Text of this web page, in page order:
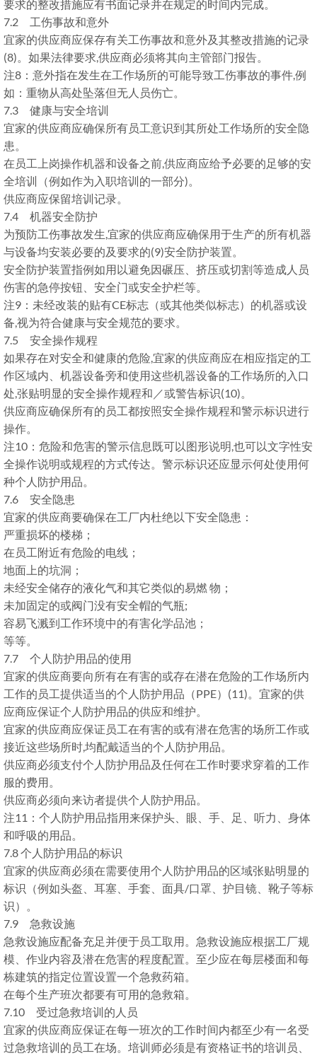
要求的整改措施应有书面记录并在规定的时间内完成。
7.2 工伤事故和意外
宜家的供应商应保存有关工伤事故和意外及其整改措施的记录
(8)。如果法律要求,供应商必须将其向主管部门报告。
注8：意外指在发生在工作场所的可能导致工伤事故的事件,例
如：重物从高处坠落但无人员伤亡。
7.3 健康与安全培训
宜家的供应商应确保所有员工意识到其所处工作场所的安全隐
患。
在员工上岗操作机器和设备之前,供应商应给予必要的足够的安
全培训（例如作为入职培训的一部分)。
供应商应保留培训记录。
7.4 机器安全防护
为预防工伤事故发生,宜家的供应商应确保用于生产的所有机器
与设备均安装必要的及要求的(9)安全防护装置。
安全防护装置指例如用以避免因碾压、挤压或切割等造成人员
伤害的急停按钮、安全门或安全护栏等。
注9：未经改装的贴有CE标志（或其他类似标志）的机器或设
备,视为符合健康与安全规范的要求。
7.5 安全操作规程
如果存在对安全和健康的危险,宜家的供应商应在相应指定的工
作区域内、机器设备旁和使用这些机器设备的工作场所的入口
处,张贴明显的安全操作规程和／或警告标识(10)。
供应商应确保所有的员工都按照安全操作规程和警示标识进行
操作。
注10：危险和危害的警示信息既可以图形说明,也可以文字性安
全操作说明或规程的方式传达。警示标识还应显示何处使用何
种个人防护用品。
7.6 安全隐患
宜家的供应商要确保在工厂内杜绝以下安全隐患：
严重损坏的楼梯；
在员工附近有危险的电线；
地面上的坑洞；
未经安全储存的液化气和其它类似的易燃 物；
未加固定的或阀门没有安全帽的气瓶;
容易飞溅到工作环境中的有害化学品池；
等等。
7.7 个人防护用品的使用
宜家的供应商要向所有在有害的或存在潜在危险的工作场所内
工作的员工提供适当的个人防护用品（PPE）(11)。宜家的供
应商应保证个人防护用品的供应和维护。
宜家的供应商应保证员工在有害的或有潜在危害的场所工作或
接近这些场所时,均配戴适当的个人防护用品。
供应商必须支付个人防护用品及任何在工作时要求穿着的工作
服的费用。
供应商必须向来访者提供个人防护用品。
注11：个人防护用品指用来保护头、眼、手、足、听力、身体
和呼吸的用品。
7.8 个人防护用品的标识
宜家的供应商必须在需要使用个人防护用品的区域张贴明显的
标识（例如头盔、耳塞、手套、面具/口罩、护目镜、靴子等标
识）。
7.9 急救设施
急救设施应配备充足并便于员工取用。急救设施应根据工厂规
模、作业内容及潜在危害的程度配置。至少应在每层楼面和每
栋建筑的指定位置设置一个急救药箱。
在每个生产班次都要有可用的急救箱。
7.10 受过急救培训的人员
宜家的供应商应保证在每一班次的工作时间内都至少有一名受
过急救培训的员工在场。培训师必须是有资格证书的培训员、